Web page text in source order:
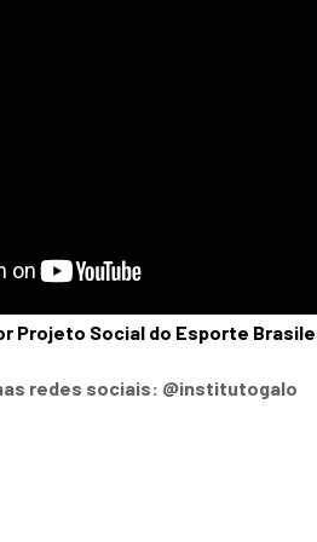
Projeto Social do Esporte
redes sociais: @institutogalo